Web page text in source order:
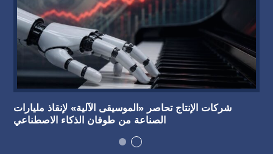
شركات الإنتاج تحاصر «الموسيقى الآلية» لإنقاذ مليارات
الصناعة من طوفان الذكاء الاصطناعي